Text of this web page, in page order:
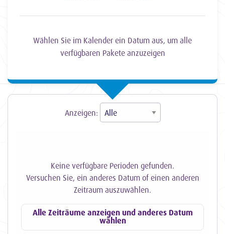
Wählen Sie im Kalender ein Datum aus, um alle
verfügbaren Pakete anzuzeigen
Anzeigen:
Keine verfügbare Perioden gefunden.
Versuchen Sie, ein anderes Datum of einen anderen
Zeitraum auszuwählen.
Alle Zeiträume anzeigen und anderes Datum
wählen